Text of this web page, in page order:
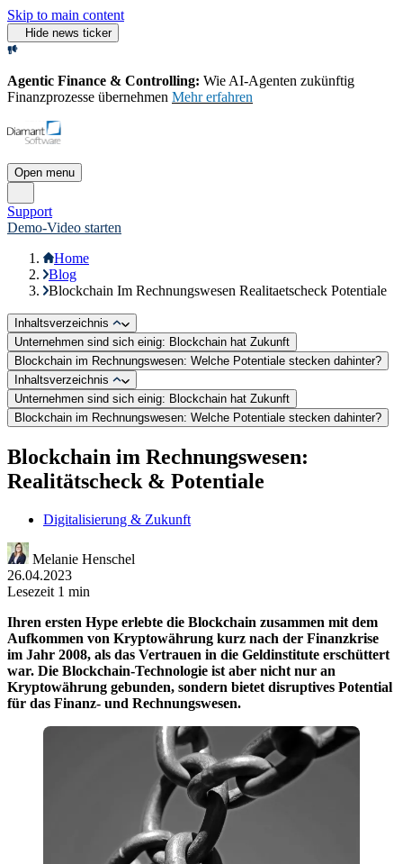
Skip to main content
Hide news ticker
Agentic Finance & Controlling: Wie AI‑Agenten zukünftig
Finanzprozesse übernehmen Mehr erfahren
Open menu
Support
Demo-Video starten
Home
Blog
Blockchain Im Rechnungswesen Realitaetscheck Potentiale
Inhaltsverzeichnis
Unternehmen sind sich einig: Blockchain hat Zukunft
Blockchain im Rechnungswesen: Welche Potentiale stecken dahinter?
Inhaltsverzeichnis
Unternehmen sind sich einig: Blockchain hat Zukunft
Blockchain im Rechnungswesen: Welche Potentiale stecken dahinter?
Blockchain im Rechnungswesen:
Realitätscheck & Potentiale
Digitalisierung & Zukunft
Melanie Henschel
26.04.2023
Lesezeit 1 min
Ihren ersten Hype erlebte die Blockchain zusammen mit dem
Aufkommen von Kryptowährung kurz nach der Finanzkrise
im Jahr 2008, als das Vertrauen in die Geldinstitute erschüttert
war. Die Blockchain-Technologie ist aber nicht nur an
Kryptowährung gebunden, sondern bietet disruptives Potential
für das Finanz- und Rechnungswesen.